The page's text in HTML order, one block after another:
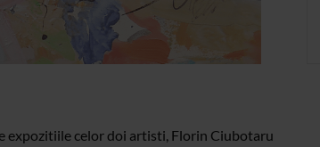
expozitiile celor doi artisti, Florin Ciubotaru